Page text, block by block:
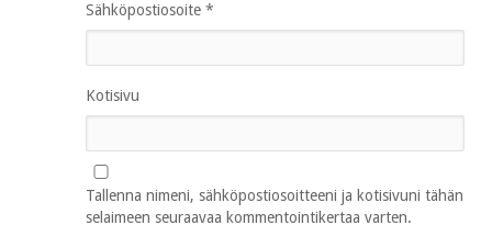
Sähköpostiosoite *
Kotisivu
Tallenna nimeni, sähköpostiosoitteeni ja kotisivuni tähän
selaimeen seuraavaa kommentointikertaa varten.